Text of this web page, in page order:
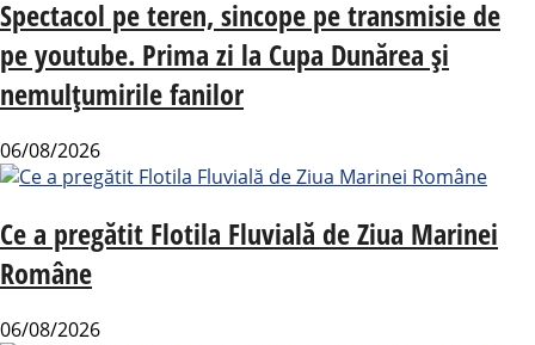
Spectacol pe teren, sincope pe transmisie de
pe youtube. Prima zi la Cupa Dunărea și
nemulțumirile fanilor
06/08/2026
Ce a pregătit Flotila Fluvială de Ziua Marinei
Române
06/08/2026